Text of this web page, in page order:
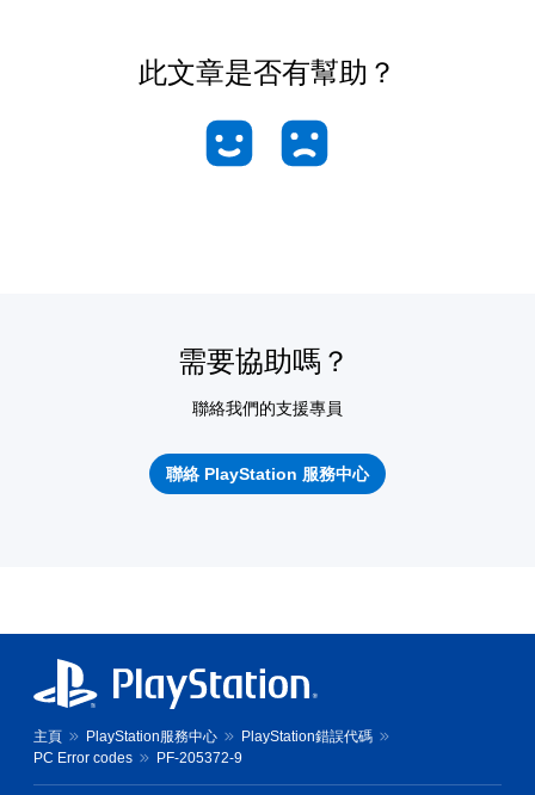
此文章是否有幫助？
需要協助嗎？
聯絡我們的支援專員
聯絡 PlayStation 服務中心
主頁 PlayStation服務中心
PlayStation錯誤代碼
PC Error codes
PF-205372-9